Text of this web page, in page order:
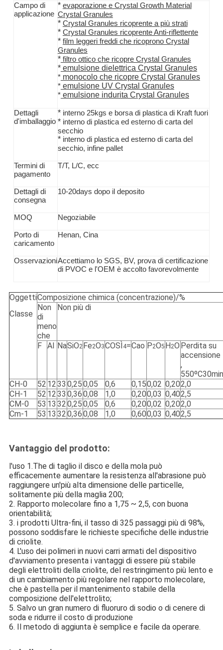
Campo di
applicazione
* evaporazione e Crystal Growth Material
Crystal Granules
* Crystal Granules ricoprente a più strati
* Crystal Granules ricoprente Anti-riflettente
* film leggeri freddi che ricoprono Crystal
Granules
*filtro ottico che ricopre Crystal Granules
*emulsione dielettrica Crystal Granules
*monocolo che ricopre Crystal Granules
*emulsione UV Crystal Granules
*emulsione indurita Crystal Granules
Dettagli
d'imballaggio
*interno 25kgs e borsa di plastica di Kraft fuori
*interno di plastica ed esterno di carta del
secchio
*interno di plastica ed esterno di carta del
secchio, infine pallet
Termini di
pagamento
T/T, L/C, ecc
Dettagli di
consegna
10-20days dopo il deposito
MOQ Negoziabile
Porto di
caricamento
Henan, Cina
OsservazioniAccettiamo lo SGS, BV, prova di certificazione
di PVOC e l'OEM è accolto favorevolmente
Oggetti
Classe
Composizione chimica (concentrazione)/%
Non
di
meno
che
Non più di
F Al NaSiO2Fe2O3COSÌ4=Cao P2O5 H2O Perdita su
accensione
,
550ºC30min
CH-0
52 1233 0,250,05 0,6 0,150,02 0,202,0
CH-1
52 1233 0,360,08 1,0 0,200,03 0,402,5
CM-0
53 13 320,250,05 0,6 0,200,02 0,202,0
Cm-1
53 13 320,360,08 1,0 0,600,03 0,402,5
Vantaggio del prodotto:
l'uso 1.The di taglio il disco e della mola può
efficacemente aumentare la resistenza all'abrasione può
raggiungere un'più alta dimensione delle particelle,
solitamente più della maglia 200;
2. Rapporto molecolare fino a 1,75 ~ 2,5, con buona
orientabilità;
3. i prodotti Ultra-fini, il tasso di 325 passaggi più di 98%,
possono soddisfare le richieste specifiche delle industrie
di criolite.
4. L'uso dei polimeri in nuovi carri armati del dispositivo
d'avviamento presenta i vantaggi di essere più stabile
degli elettroliti della criolite, del restringimento più lento e
di un cambiamento più regolare nel rapporto molecolare,
che è pastella per il mantenimento stabile della
composizione dell'elettrolito;
5. Salvo un gran numero di fluoruro di sodio o di cenere di
soda e ridurre il costo di produzione
6. Il metodo di aggiunta è semplice e facile da operare.